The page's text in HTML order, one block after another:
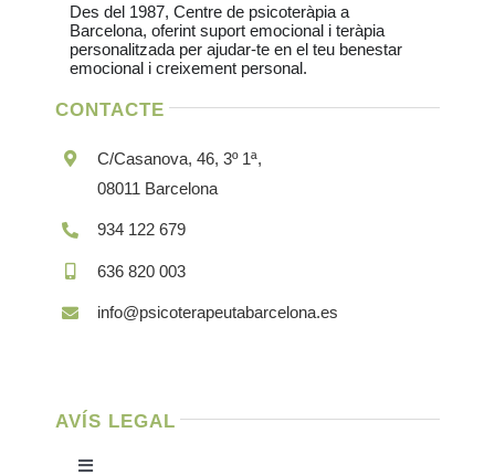
Des del 1987, Centre de psicoteràpia a
Barcelona, ​​oferint suport emocional i teràpia
personalitzada per ajudar-te en el teu benestar
emocional i creixement personal.
CONTACTE
C/Casanova, 46, 3º 1ª,
08011 Barcelona
934 122 679
636 820 003
info@psicoterapeutabarcelona.es
AVÍS LEGAL